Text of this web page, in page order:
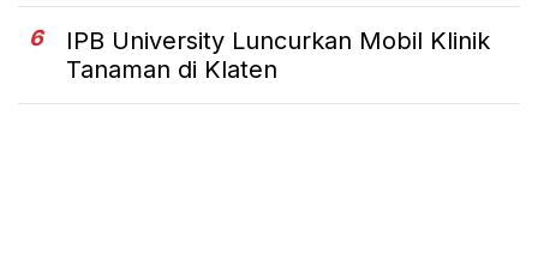
6
IPB University Luncurkan Mobil Klinik
Tanaman di Klaten